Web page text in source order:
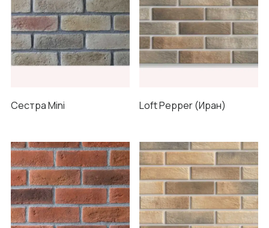
Сестра Mini Loft Pepper (Иран)